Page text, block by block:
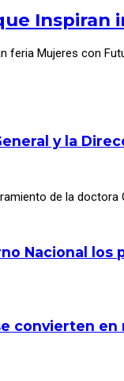
feria Mujeres con
y la
de la doctora
Nacional
convierten en